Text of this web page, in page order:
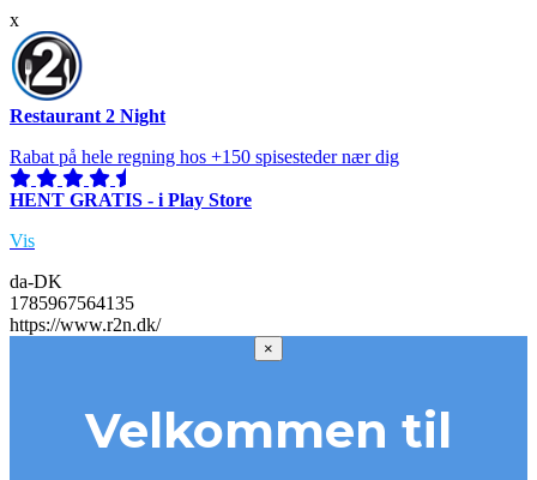
x
Restaurant 2 Night
Rabat på hele regning hos +150 spisesteder nær dig
HENT GRATIS - i Play Store
Vis
da-DK
1785967564135
https://www.r2n.dk/
×
Velkommen til